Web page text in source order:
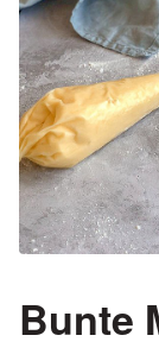
Bunte